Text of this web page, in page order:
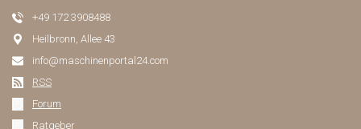
+49 172 3908488
Heilbronn, Allee 43
info@maschinenportal24.сom
RSS
Forum
Ratgeber